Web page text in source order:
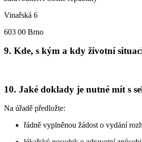
Vinařská 6
603 00 Brno
9. Kde, s kým a kdy životní
10. Jaké doklady je nutné mít s
Na úřadě předložte:
řádně vyplněnou žádost o vydání